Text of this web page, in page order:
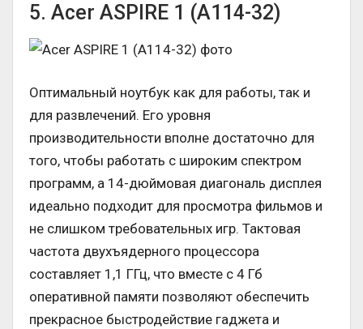
5. Acer ASPIRE 1 (A114-32)
Оптимальный ноутбук как для работы, так и
для развлечений. Его уровня
производительности вполне достаточно для
того, чтобы работать с широким спектром
программ, а 14-дюймовая диагональ дисплея
идеально подходит для просмотра фильмов и
не слишком требовательных игр. Тактовая
частота двухъядерного процессора
составляет 1,1 ГГц, что вместе с 4 Гб
оперативной памяти позволяют обеспечить
прекрасное быстродействие гаджета и